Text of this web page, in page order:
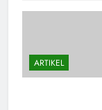
ARTIKEL